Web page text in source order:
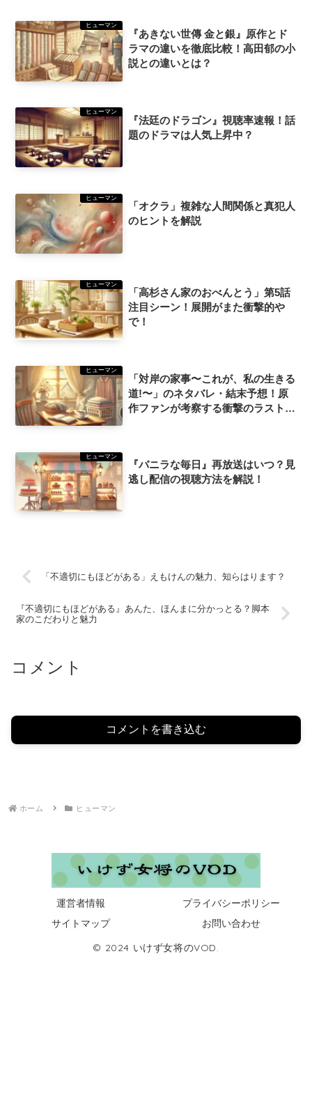
ヒューマン
『あきない世傳 金と銀』原作とド
ラマの違いを徹底比較！高田郁の小
説との違いとは？
ヒューマン
『法廷のドラゴン』視聴率速報！話
題のドラマは人気上昇中？
ヒューマン
「オクラ」複雑な人間関係と真犯人
のヒントを解説
ヒューマン
「高杉さん家のおべんとう」第5話
注目シーン！展開がまた衝撃的や
で！
ヒューマン
「対岸の家事〜これが、私の生きる
道!〜」のネタバレ・結末予想！原
作ファンが考察する衝撃のラストと
ヒューマン
『バニラな毎日』再放送はいつ？見
逃し配信の視聴方法を解説！
「不適切にもほどがある」えもけんの魅力、知らはります？
『不適切にもほどがある』あんた、ほんまに分かっとる？脚本
家のこだわりと魅力
コメント
コメントを書き込む
ホーム ヒューマン
運営者情報
プライバシーポリシー
サイトマップ
お問い合わせ
© 2024 いけず女将のVOD.